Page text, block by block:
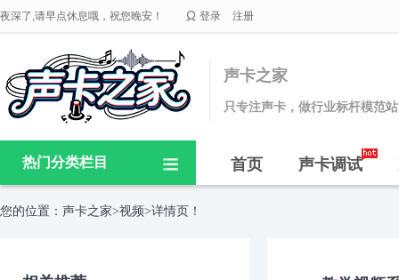
夜深了,请早点休息哦，祝您晚安！  登录 注册
声卡之家
只专注声卡，做行业标杆模范站
热门分类栏目  首页 声卡调试
您的位置： 声卡之家>视频>详情页！